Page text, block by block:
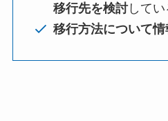
移行先を検討してい
移行方法について